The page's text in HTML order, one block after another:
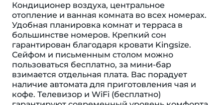
Кондиционер воздуха, центральное
отопление и ванная комната во всех номерах.
Удобная планировка комнат и терраса в
большинстве номеров. Крепкий сон
гарантирован благодаря кровати Kingsize.
Сейфом и письменным столом можно
пользоваться бесплатно, за мини-бар
взимается отдельная плата. Вас порадует
наличие автомата для приготовления чая и
кофе. Телевизор и WiFi (бесплатно)